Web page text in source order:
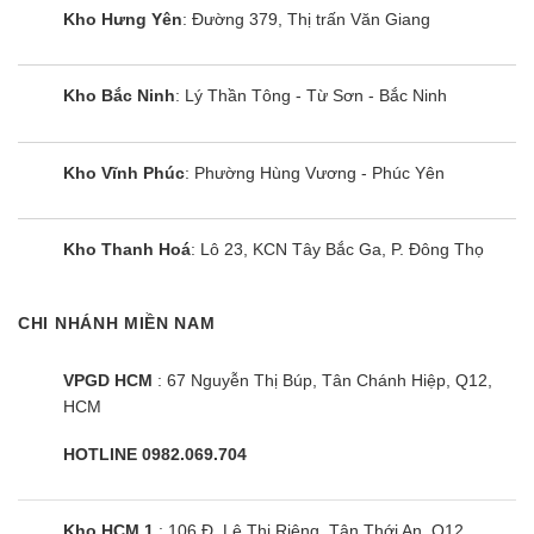
Điều hòa âm trần 48000btu Gree GU140T/A1-
K/GUL140W/A1-M sử dụng gas R410A là môi chất
làm lạnh mới với cấu tạo phức tạp hơn gas R22.
khoảng 1.6 lần so với gas R22, đồng nghĩa với tiết
thân thiện với môi trường, không gây ảnh hưởng
tới tầng Ozone và gây nên hiện tượng hiệu ứng
Kho Hưng Yên: Đường 379, Thị trấn Văn Giang
Kho Bắc Ninh: Lý Thần Tông - Từ Sơn - Bắc Ninh
Kho Vĩnh Phúc: Phường Hùng Vương - Phúc Yên
Kho Thanh Hoá: Lô 23, KCN Tây Bắc Ga, P. Đông Thọ
CHI NHÁNH MIỀN NAM
VPGD HCM : 67 Nguyễn Thị Búp, Tân Chánh Hiệp, Q12,
HCM
HOTLINE 0982.069.704